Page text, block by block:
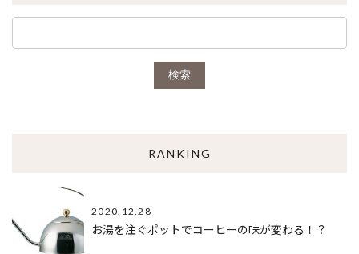
検索
RANKING
2020.12.28
お湯を注ぐポットでコーヒーの味が変わる！？